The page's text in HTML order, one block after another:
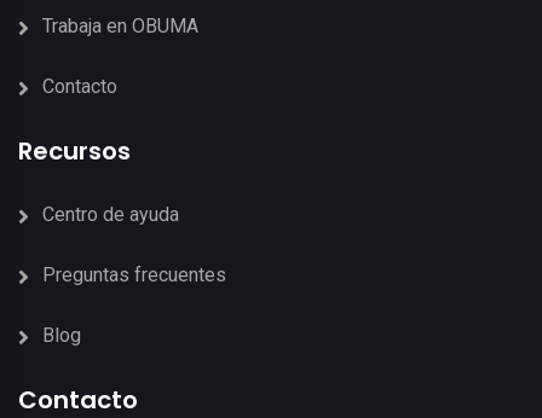
Trabaja en OBUMA
Contacto
Recursos
Centro de ayuda
Preguntas frecuentes
Blog
Contacto